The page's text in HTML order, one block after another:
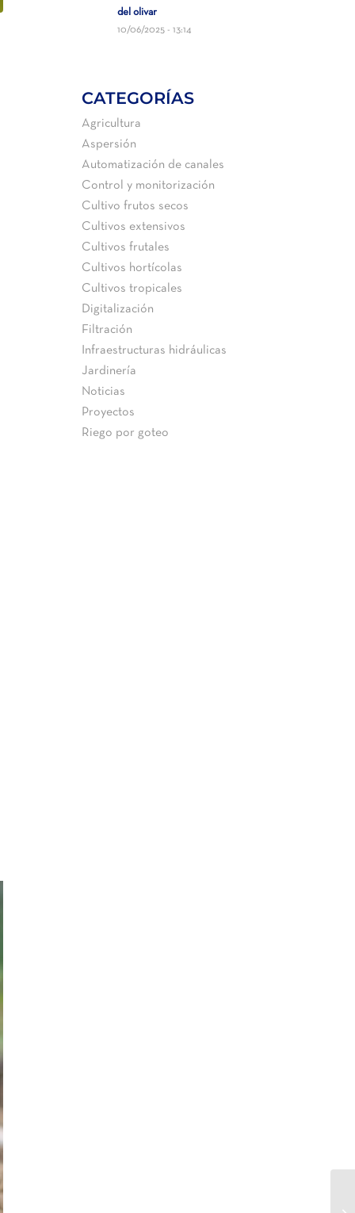
del olivar
10/06/2025 - 13:14
CATEGORÍAS
Agricultura
Aspersión
Automatización de canales
Control y monitorización
Cultivo frutos secos
Cultivos extensivos
Cultivos frutales
Cultivos hortícolas
Cultivos tropicales
Digitalización
Filtración
Infraestructuras hidráulicas
Jardinería
Noticias
Proyectos
Riego por goteo